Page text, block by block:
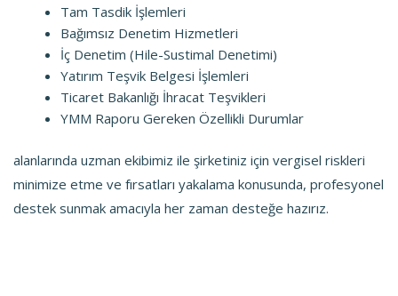
Tam Tasdik İşlemleri
Bağımsız Denetim Hizmetleri
İç Denetim (Hile-Sustimal Denetimi)
Yatırım Teşvik Belgesi İşlemleri
Ticaret Bakanlığı İhracat Teşvikleri
YMM Raporu Gereken Özellikli Durumlar
alanlarında uzman ekibimiz ile şirketiniz için vergisel riskleri
minimize etme ve fırsatları yakalama konusunda, profesyonel
destek sunmak amacıyla her zaman desteğe hazırız.